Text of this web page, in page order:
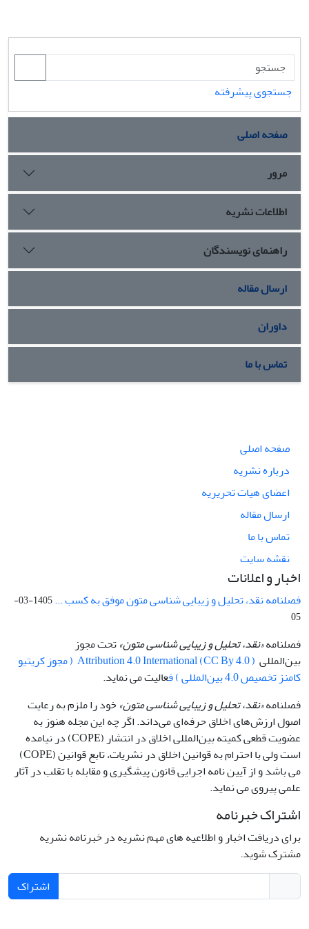
جستجوی پیشرفته
صفحه اصلی
مرور
اطلاعات نشریه
راهنمای نویسندگان
ارسال مقاله
داوران
تماس با ما
صفحه اصلی
درباره نشریه
اعضای هیات تحریریه
ارسال مقاله
تماس با ما
نقشه سایت
اخبار و اعلانات
فصلنامه نقد، تحلیل و زیبایی شناسی متون موفق به کسب ...
1405-03-
05
فصلنامه«نقد، تحلیل و زیبایی شناسی متون»تحت مجوز
بین‌المللی
Attribution 4.0 International (CC By 4.0 ) ( مجوز کریتیو
کامنز تخصیص 4.0 بین‌المللی ) ف
عالیت می نماید.
فصلنامه«نقد، تحلیل و زیبایی شناسی متون»خود را ملزم به رعایت
اصول ارزش‌های اخلاق حرفه‌ای می‌داند. اگر چه این مجله هنوز به
عضویت قطعی کمیته بین‌المللی اخلاق در انتشار (COPE) در نیامده
است ولی با احترام به قوانین اخلاق در نشریات، تابع قوانین (COPE)
می باشد و از آیین نامه اجرایی قانون پیشگیری و مقابله با تقلب در آثار
علمی پیروی می نماید.
اشتراک خبرنامه
برای دریافت اخبار و اطلاعیه های مهم نشریه در خبرنامه نشریه
مشترک شوید.
اشتراک